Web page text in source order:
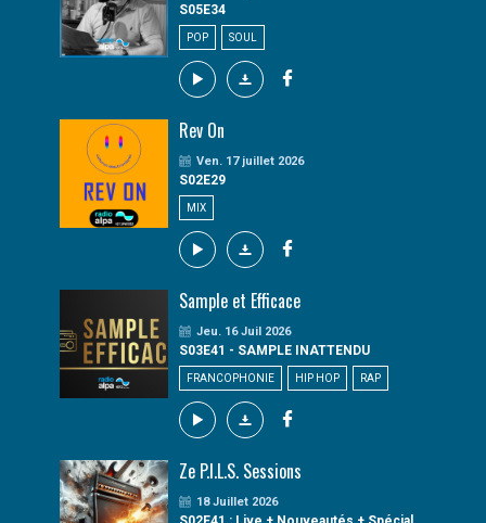
S05E34
POP SOUL
Rev On
Ven. 17 juillet 2026
S02E29
MIX
Sample et Efficace
Jeu. 16 Juil 2026
S03E41 - SAMPLE INATTENDU
FRANCOPHONIE HIP HOP RAP
Ze P.I.L.S. Sessions
18 Juillet 2026